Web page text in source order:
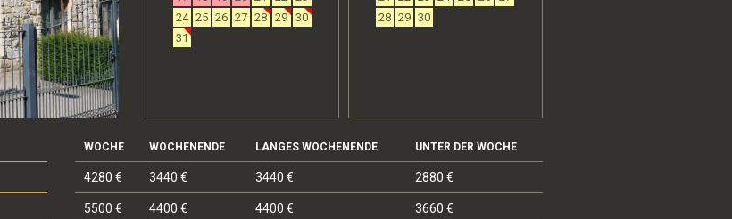
24 25 26 27 28 29
30
31
28 29 30
WOCHE WOCHENENDE LANGES WOCHENENDE UNTER DER WOCHE
4280 € 3440 € 3440 € 2880 €
5500 € 4400 € 4400 € 3660 €